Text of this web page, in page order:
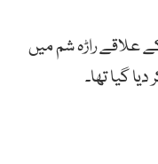
راڑہ شم میں